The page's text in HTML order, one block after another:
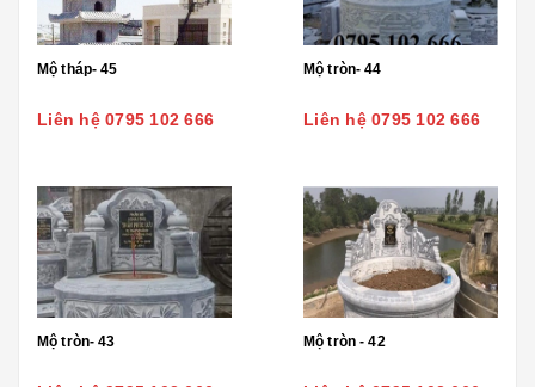
Mộ tháp- 45
Liên hệ 0795 102 666
Mộ tròn- 44
Liên hệ 0795 102 666
Mộ tròn- 43 Mộ tròn - 42